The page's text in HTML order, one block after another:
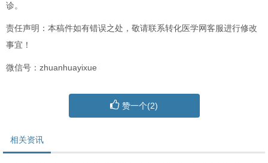
诊。
责任声明：本稿件如有错误之处，敬请联系转化医学网客服进行修改
事宜！
微信号：zhuanhuayixue
赞一个(2)
相关资讯